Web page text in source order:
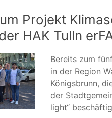
Projekt
HAK Tulln
Bereits zum
in der Region
Königsbrunn,
der
light“